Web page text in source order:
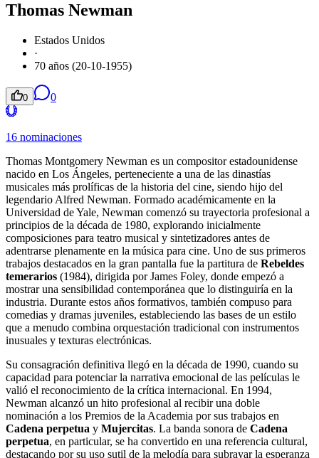
Thomas Newman
Estados Unidos
·
70 años (20-10-1955)
0 0
16 nominaciones
Thomas Montgomery Newman es un compositor estadounidense
nacido en Los Ángeles, perteneciente a una de las dinastías
musicales más prolíficas de la historia del cine, siendo hijo del
legendario Alfred Newman. Formado académicamente en la
Universidad de Yale, Newman comenzó su trayectoria profesional a
principios de la década de 1980, explorando inicialmente
composiciones para teatro musical y sintetizadores antes de
adentrarse plenamente en la música para cine. Uno de sus primeros
trabajos destacados en la gran pantalla fue la partitura de Rebeldes
temerarios (1984), dirigida por James Foley, donde empezó a
mostrar una sensibilidad contemporánea que lo distinguiría en la
industria. Durante estos años formativos, también compuso para
comedias y dramas juveniles, estableciendo las bases de un estilo
que a menudo combina orquestación tradicional con instrumentos
inusuales y texturas electrónicas.
Su consagración definitiva llegó en la década de 1990, cuando su
capacidad para potenciar la narrativa emocional de las películas le
valió el reconocimiento de la crítica internacional. En 1994,
Newman alcanzó un hito profesional al recibir una doble
nominación a los Premios de la Academia por sus trabajos en
Cadena perpetua y Mujercitas. La banda sonora de Cadena
perpetua, en particular, se ha convertido en una referencia cultural,
destacando por su uso sutil de la melodía para subrayar la esperanza